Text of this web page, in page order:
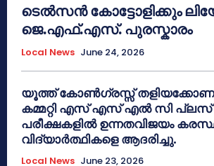
ടെൽസൻ കോട്ടോളിക്കും
ജെ.എഫ്.എസ്. പുരസ്കാരം
Local News June 24, 2026
യൂത്ത് കോൺഗ്രസ്സ്
കമ്മറ്റി എസ് എസ് എൽ സി
പരീക്ഷകളിൽ ഉന്നതവിജയം
വിദ്യാർത്ഥികളെ ആദരിച്ചു.
Local News June 23, 2026